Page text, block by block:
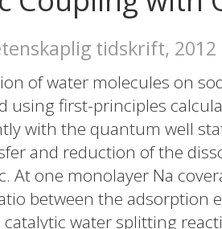
tidskrift, 2012
of water molecules on
using first-principles
with the quantum well
and reduction of the
At one monolayer Na
between the adsorption
water splitting